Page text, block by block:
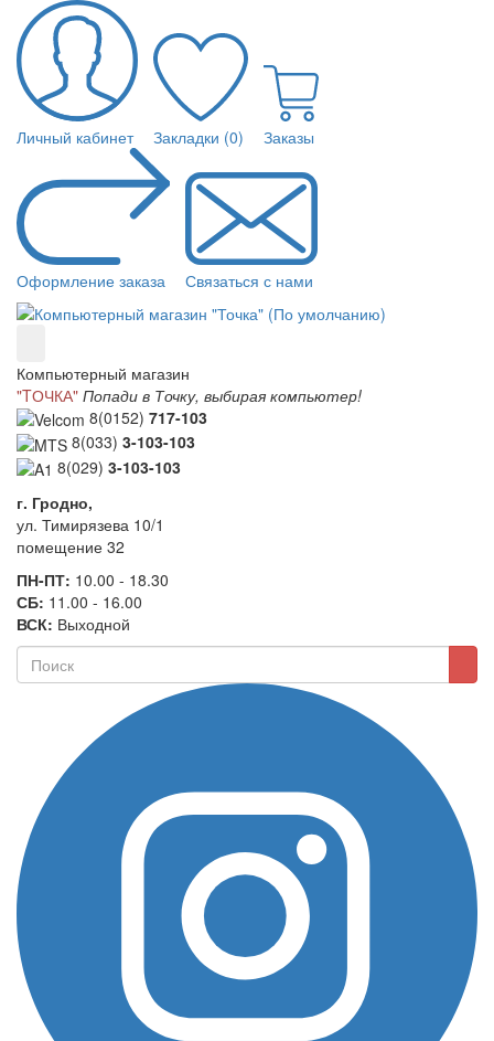
Личный кабинет Закладки (0) Заказы
Оформление заказа Связаться с нами
Компьютерный магазин
"TОЧКА" Попади в Точку, выбирая компьютер!
8(0152) 717-103
8(033) 3-103-103
8(029) 3-103-103
г. Гродно,
ул. Тимирязева 10/1
помещение 32
ПН-ПТ: 10.00 - 18.30
СБ: 11.00 - 16.00
ВСК: Выходной